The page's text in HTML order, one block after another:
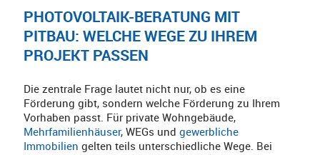
PHOTOVOLTAIK-BERATUNG MIT
PITBAU: WELCHE WEGE ZU IHREM
PROJEKT PASSEN
Die zentrale Frage lautet nicht nur, ob es eine
Förderung gibt, sondern welche Förderung zu Ihrem
Vorhaben passt. Für private Wohngebäude,
Mehrfamilienhäuser, WEGs undgewerbliche
Immobilien gelten teils unterschiedliche Wege. Bei